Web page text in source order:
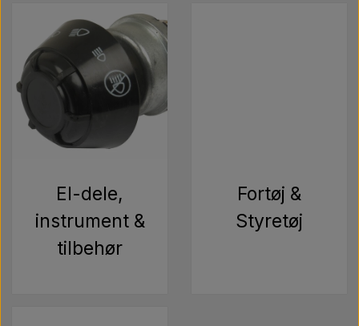
El-dele,
instrument &
tilbehør
Fortøj &
Styretøj